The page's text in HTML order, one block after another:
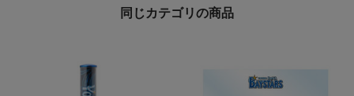
同じカテゴリの商品